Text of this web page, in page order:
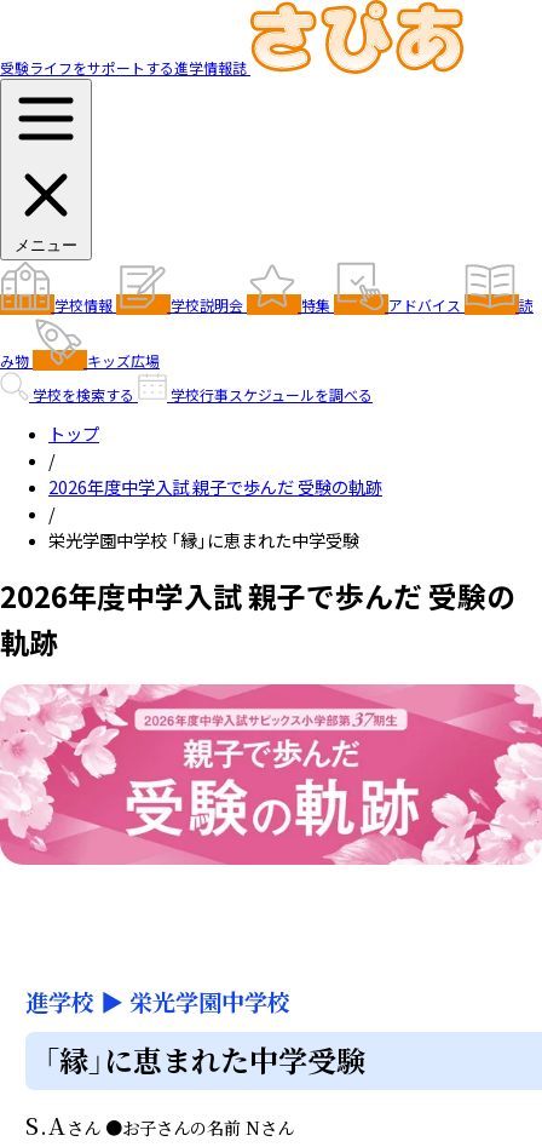
受験ライフをサポートする進学情報誌
メニュー
学校情報 学校説明会 特集 アドバイス 読
み物
キッズ広場
学校を検索する
学校行事スケジュールを調べる
トップ
/
2026年度中学入試 親子で歩んだ 受験の軌跡
/
栄光学園中学校 「縁」に恵まれた中学受験
2026年度中学入試 親子で歩んだ 受験の
軌跡
進学校 ▶ 栄光学園中学校
「縁」に恵まれた中学受験
S.A さん ●お子さんの名前Nさん